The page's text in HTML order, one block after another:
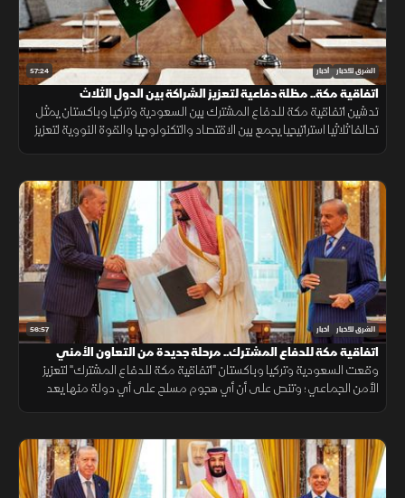
57:24 الشرق للأخبار أخبار
اتفاقية مكة.. مظلة دفاعية لتعزيز الشراكة بين الدول الثلاث
تدشين اتفاقية مكة للدفاع المشترك بين السعودية وتركيا وباكستان يمثل
تحالفا ثلاثيا استراتيجيا يجمع بين الاقتصاد والتكنولوجيا والقوة النووية لتعزيز
56:57 الشرق للأخبار أخبار
اتفاقية مكة للدفاع المشترك.. مرحلة جديدة من التعاون الأمني
وقعت السعودية وتركيا وباكستان "اتفاقية مكة للدفاع المشترك" لتعزيز
الأمن الجماعي؛ وتنص على أن أي هجوم مسلح على أي دولة منها يعد